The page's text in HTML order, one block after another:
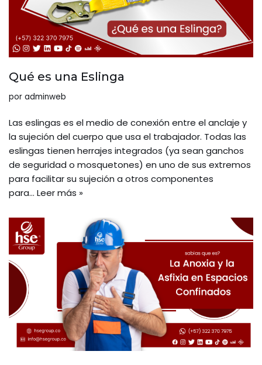
Qué es una Eslinga
por adminweb
Las eslingas es el medio de conexión entre el anclaje y
la sujeción del cuerpo que usa el trabajador. Todas las
eslingas tienen herrajes integrados (ya sean ganchos
de seguridad o mosquetones) en uno de sus extremos
para facilitar su sujeción a otros componentes
para… Leer más »